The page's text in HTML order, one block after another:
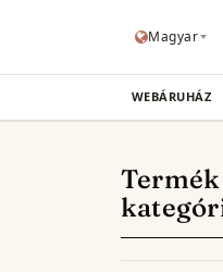
Magyar
WEBÁRUHÁZ
Termék